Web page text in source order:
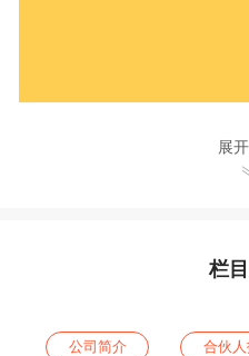
展
栏
公司简介 合伙